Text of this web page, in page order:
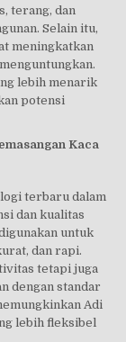
terang, dan
Selain itu,
meningkatkan
lebih menarik
potensi
Kaca
terbaru dalam
dan kualitas
untuk
dan rapi.
tetapi juga
dengan standar
Adi
lebih fleksibel